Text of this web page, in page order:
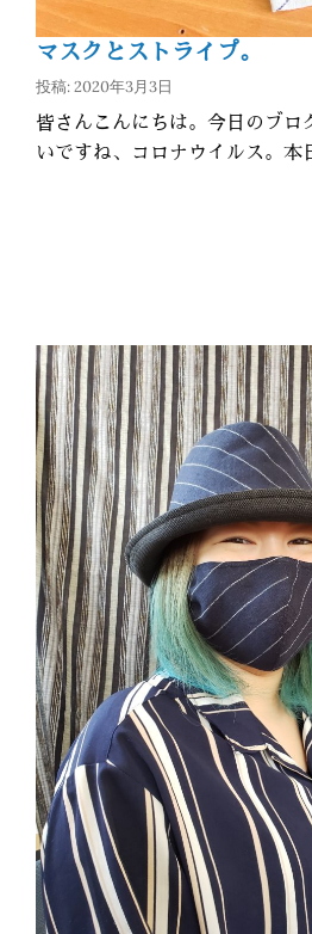
マスクとストライプ。
投稿: 2020年3月3日
皆さんこんにちは。今日のブロ
いですね、コロナウイルス。